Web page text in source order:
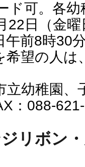
ド可。各幼
22日（金
午前8時30
望の人は
立幼稚園
：088-
リボン・